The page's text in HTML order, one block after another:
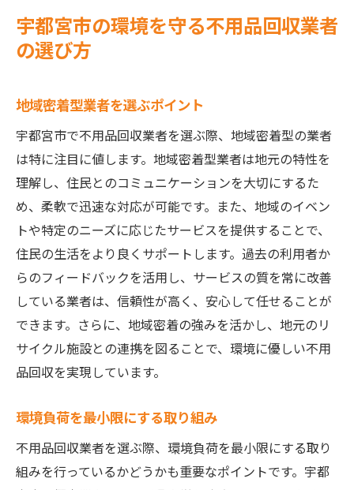
法令遵守の重要性を理解する
リサイクルを重視した不用品回収のポイント
地域リサイクル施設との提携
リサイクル品の具体的な活用例
資源の再利用を促進するプロセス
持続可能な社会を目指す不用品回収サービスと
は
サステナビリティに貢献するサービス
廃棄物の削減に向けた具体的施策
循環型経済を支える回収の役割
地球環境に優しい取り組み
地域コミュニティとの連携
持続可能性を評価する基準
不用品回収業者の環境への貢献について考える
業者が果たす社会的責任
宇都宮市の環境を守る不用品回収業者
の選び方
地域密着型業者を選ぶポイント
宇都宮市で不用品回収業者を選ぶ際、地域密着型の業者
は特に注目に値します。地域密着型業者は地元の特性を
理解し、住民とのコミュニケーションを大切にするた
め、柔軟で迅速な対応が可能です。また、地域のイベン
トや特定のニーズに応じたサービスを提供することで、
住民の生活をより良くサポートします。過去の利用者か
らのフィードバックを活用し、サービスの質を常に改善
している業者は、信頼性が高く、安心して任せることが
できます。さらに、地域密着の強みを活かし、地元のリ
サイクル施設との連携を図ることで、環境に優しい不用
品回収を実現しています。
環境負荷を最小限にする取り組み
不用品回収業者を選ぶ際、環境負荷を最小限にする取り
組みを行っているかどうかも重要なポイントです。宇都